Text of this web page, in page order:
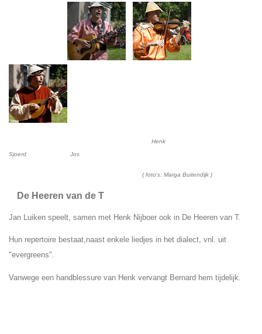
Henk
Sjoerd Jos
( foto's: Marga Buitendijk )
De Heeren van de T
Jan Luiken speelt, samen met Henk Nijboer ook in De Heeren van T.
Hun repertoire bestaat,naast enkele liedjes in het dialect, vnl. uit
"evergreens".
Vanwege een handblessure van Henk vervangt Bernard hem tijdelijk.